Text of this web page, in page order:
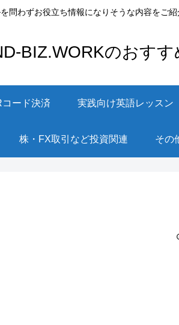
問わずお役立ち情報になりそうな内容をご紹
BIZ.WORKのおすす
コード決済 実践向け英語レッスン
株・FX取引など投資関連 その